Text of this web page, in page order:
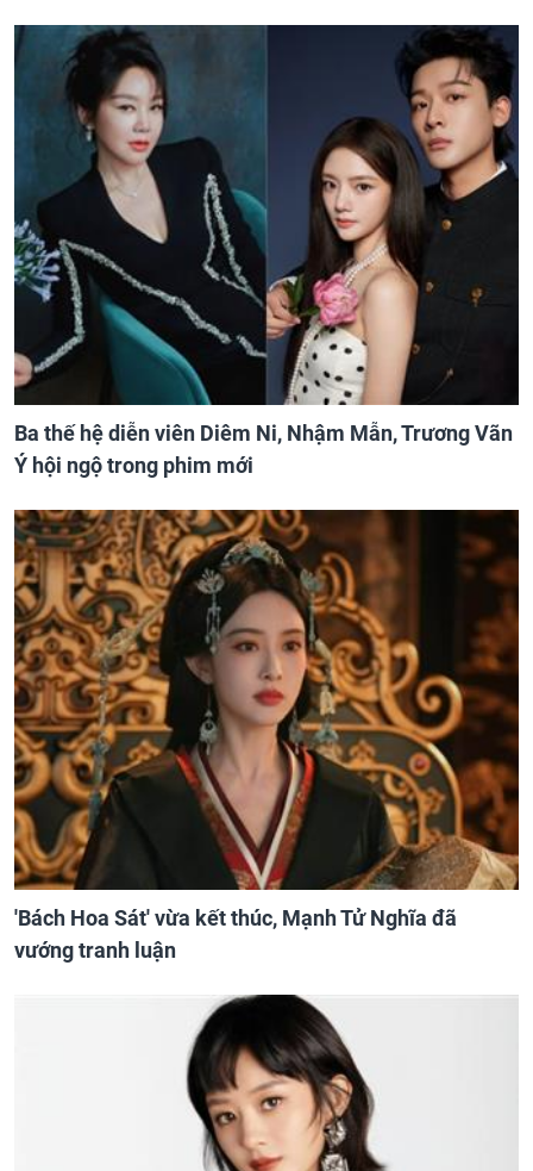
Ba thế hệ diễn viên Diêm Ni, Nhậm Mẫn, Trương Vãn
Ý hội ngộ trong phim mới
'Bách Hoa Sát' vừa kết thúc, Mạnh Tử Nghĩa đã
vướng tranh luận